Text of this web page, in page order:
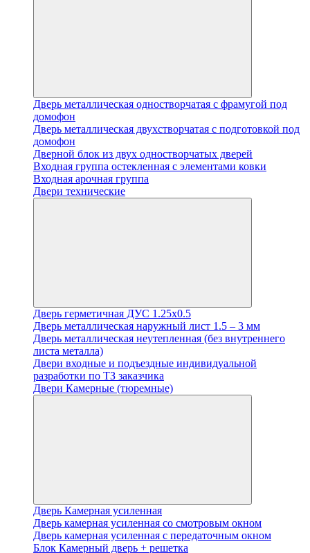
Дверь металлическая одностворчатая с фрамугой под
домофон
Дверь металлическая двухстворчатая с подготовкой под
домофон
Дверной блок из двух одностворчатых дверей
Входная группа остекленная с элементами ковки
Входная арочная группа
Двери технические
Дверь герметичная ДУС 1.25х0.5
Дверь металлическая наружный лист 1.5 – 3 мм
Дверь металлическая неутепленная (без внутреннего
листа металла)
Двери входные и подъездные индивидуальной
разработки по ТЗ заказчика
Двери Камерные (тюремные)
Дверь Камерная усиленная
Дверь камерная усиленная со смотровым окном
Дверь камерная усиленная с передаточным окном
Блок Камерный дверь + решетка